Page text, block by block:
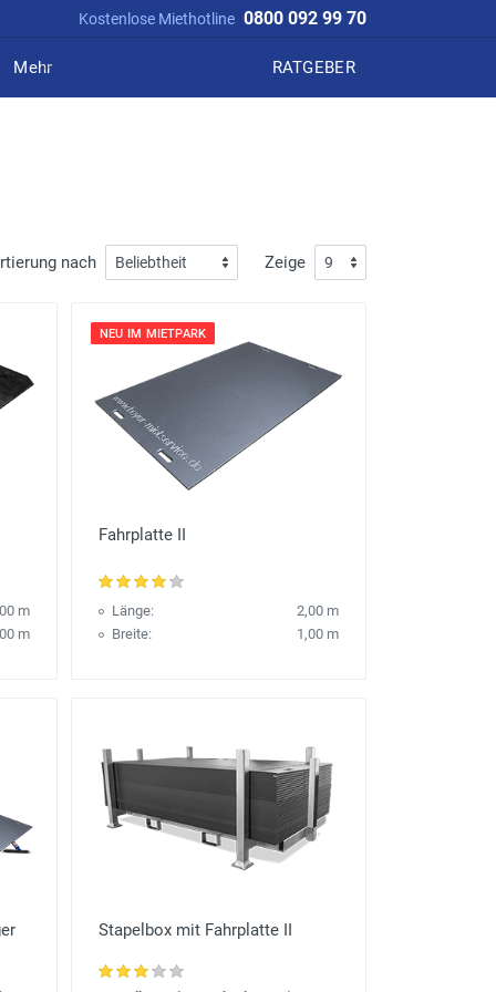
Kostenlose Miethotline 0800 092 99 70
Mehr RATGEBER
nach Zeige
m
m
NEU IM MIETPARK
Fahrplatte II
Länge:
2,00 m
Breite:
1,00 m
Stapelbox mit Fahrplatte II